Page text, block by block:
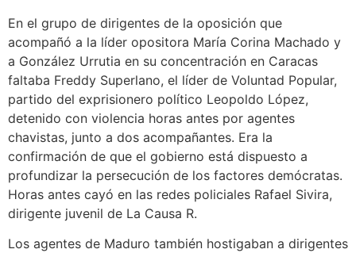
En el grupo de dirigentes de la oposición que
acompañó a la líder opositora María Corina Machado y
a González Urrutia en su concentración en Caracas
faltaba Freddy Superlano, el líder de Voluntad Popular,
partido del exprisionero político Leopoldo López,
detenido con violencia horas antes por agentes
chavistas, junto a dos acompañantes. Era la
confirmación de que el gobierno está dispuesto a
profundizar la persecución de los factores demócratas.
Horas antes cayó en las redes policiales Rafael Sivira,
dirigente juvenil de La Causa R.
Los agentes de Maduro también hostigaban a dirigentes